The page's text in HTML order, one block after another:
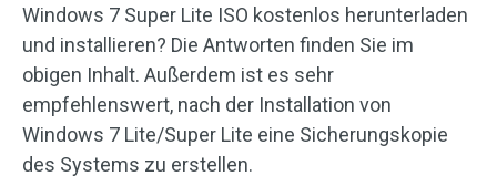
Windows 7 Super Lite ISO kostenlos herunterladen
und installieren? Die Antworten finden Sie im
obigen Inhalt. Außerdem ist es sehr
empfehlenswert, nach der Installation von
Windows 7 Lite/Super Lite eine Sicherungskopie
des Systems zu erstellen.